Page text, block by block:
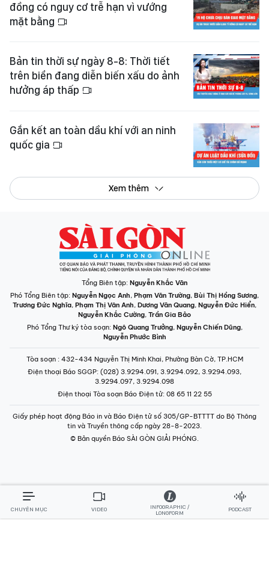
đồng có nguy cơ trễ hạn vì vướng
mặt bằng
Bản tin thời sự ngày 8-8: Thời tiết
trên biển đang diễn biến xấu do ảnh
hưởng áp thấp
Gắn kết an toàn dầu khí với an ninh
quốc gia
Xem thêm
Tổng Biên tập: Nguyễn Khắc Văn
Phó Tổng Biên tập: Nguyễn Ngọc Anh, Phạm Văn Trường, Bùi Thị Hồng Sương,
Trương Đức Nghĩa, Phạm Thị Vân Anh, Dương Văn Quang, Nguyễn Đức Hiển,
Nguyễn Khắc Cường, Trần Gia Bảo
Phó Tổng Thư ký tòa soạn: Ngô Quang Trưởng, Nguyễn Chiến Dũng,
Nguyễn Phước Bình
Tòa soạn : 432-434 Nguyễn Thị Minh Khai, Phường Bàn Cờ, TP.HCM
Điện thoại Báo SGGP: (028) 3.9294.091, 3.9294.092, 3.9294.093,
3.9294.097, 3.9294.098
Điện thoại Tòa soạn Báo Điện tử: 08 65 11 22 55
Giấy phép hoạt động Báo in và Báo Điện tử số 305/GP-BTTTT do Bộ Thông
tin và Truyền thông cấp ngày 28-8-2023.
© Bản quyền Báo SÀI GÒN GIẢI PHÓNG.
CHUYÊN MỤC VIDEO
INFOGRAPHIC /
LONGFORM
PODCAST